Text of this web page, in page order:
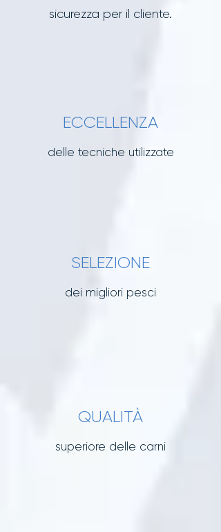
sicurezza per il cliente.
ECCELLENZA
delle tecniche utilizzate
SELEZIONE
dei migliori pesci
QUALITÀ
superiore delle carni